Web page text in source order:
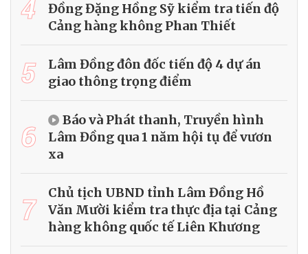
4
Đồng Đặng Hồng Sỹ kiểm tra tiến độ
Cảng hàng không Phan Thiết
5
Lâm Đồng đôn đốc tiến độ 4 dự án
giao thông trọng điểm
6
Báo và Phát thanh, Truyền hình
Lâm Đồng qua 1 năm hội tụ để vươn
xa
7
Chủ tịch UBND tỉnh Lâm Đồng Hồ
Văn Mười kiểm tra thực địa tại Cảng
hàng không quốc tế Liên Khương